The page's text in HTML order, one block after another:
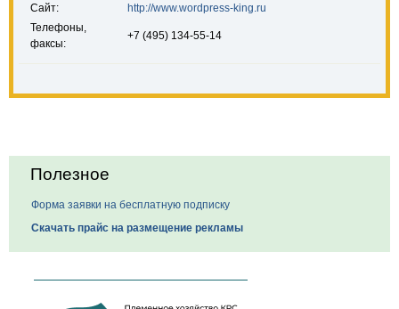
Сайт:
http://www.wordpress-king.ru
Телефоны,
факсы:
+7 (495) 134-55-14
Полезное
Форма заявки на бесплатную подписку
Скачать прайс на размещение рекламы